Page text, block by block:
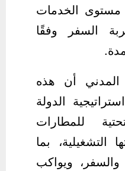
الخدمات
السفر وفقًا
المدني أن هذه
الدولة
للمطارات
التشغيلية، بما
ويواكب